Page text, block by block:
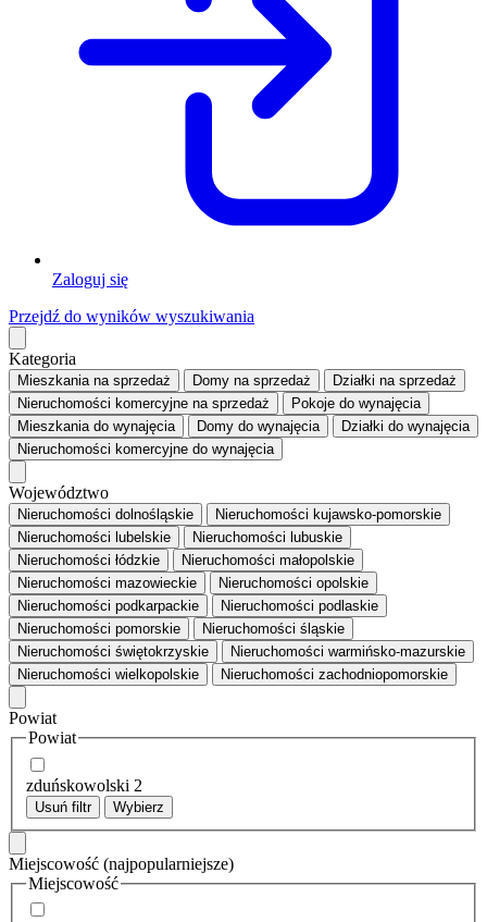
Zaloguj się
Przejdź do wyników wyszukiwania
Kategoria
Mieszkaniana sprzedaż Domy na sprzedaż Działki na sprzedaż
Nieruchomości komercyjne na sprzedaż Pokoje do wynajęcia
Mieszkaniado wynajęcia Domy do wynajęcia Działki do wynajęcia
Nieruchomości komercyjne do wynajęcia
Województwo
Nieruchomości dolnośląskie
Nieruchomości kujawsko-pomorskie
Nieruchomości lubelskie
Nieruchomości lubuskie
Nieruchomości łódzkie
Nieruchomości małopolskie
Nieruchomości mazowieckie
Nieruchomości opolskie
Nieruchomości podkarpackie
Nieruchomości podlaskie
Nieruchomości pomorskie
Nieruchomości śląskie
Nieruchomości świętokrzyskie
Nieruchomości warmińsko-mazurskie
Nieruchomości wielkopolskie
Nieruchomości zachodniopomorskie
Powiat
Powiat
zduńskowolski 2
Usuń filtr Wybierz
Miejscowość (najpopularniejsze)
Miejscowość